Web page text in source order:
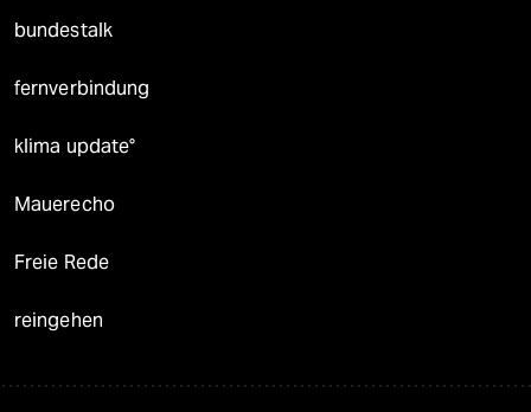
bundestalk
fernverbindung
klima update°
Mauerecho
Freie Rede
reingehen